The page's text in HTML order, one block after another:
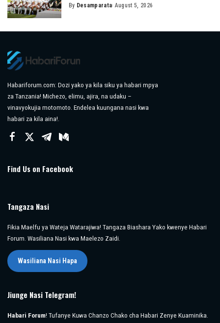
Posted
By Desamparata August 5, 2026
Habariforum.com: Dozi yako ya kila siku ya habari mpya
za Tanzania! Michezo, elimu, ajira, na udaku –
vinavyokujia motomoto. Endelea kuungana nasi kwa
habari za kila aina!.
Find Us on Facebook
Tangaza Nasi
Fikia Maelfu ya Wateja Watarajiwa! Tangaza Biashara Yako kwenye Habari
Forum. Wasiliana Nasi kwa Maelezo Zaidi.
Wasiliana Nasi Hapa
Jiunge Nasi Telegram!
Habari Forum! Tufanye Kuwa Chanzo Chako cha Habari Zenye Kuaminika.